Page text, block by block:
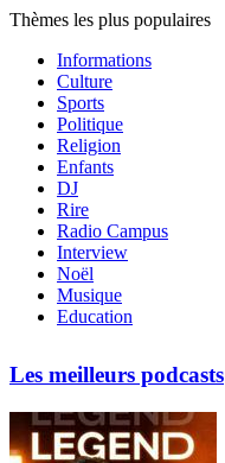
Thèmes les plus populaires
Informations
Culture
Sports
Politique
Religion
Enfants
DJ
Rire
Radio Campus
Interview
Noël
Musique
Education
Les meilleurs podcasts